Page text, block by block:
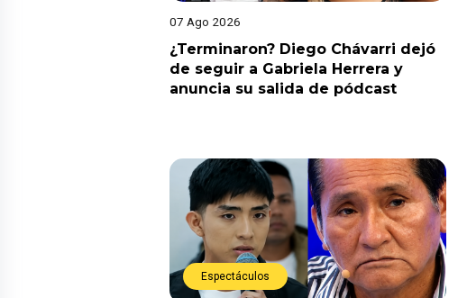
07 Ago 2026
¿Terminaron? Diego Chávarri dejó
de seguir a Gabriela Herrera y
anuncia su salida de pódcast
Espectáculos